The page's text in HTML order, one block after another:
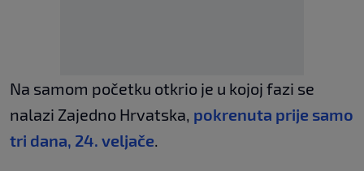
Na samom početku otkrio je u kojoj fazi se
nalazi Zajedno Hrvatska, pokrenuta prije samo
tri dana, 24. veljače.